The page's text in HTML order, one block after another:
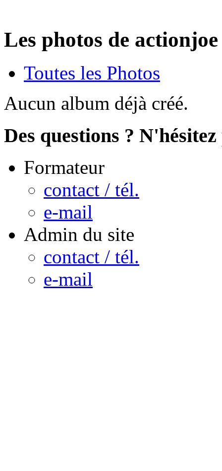
Les photos de actionjoe
Toutes les Photos
Aucun album déjà créé.
Des questions ?
Formateur
contact / tél.
e-mail
Admin du site
contact / tél.
e-mail